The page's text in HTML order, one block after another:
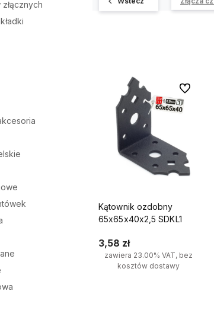
Kątownik ozdobny
65x65x40x2,5 SDKL1
3,58 zł
zawiera 23.00% VAT, bez
kosztów dostawy
Do